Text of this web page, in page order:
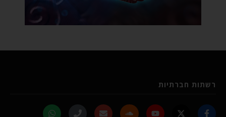
רשתות חברתיות